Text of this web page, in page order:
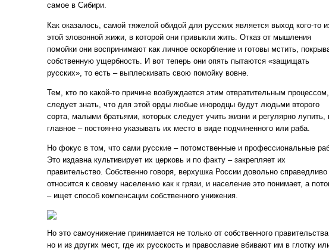
самое в Сибири.
Как оказалось, самой тяжелой обидой для русских является выход кого-то
этой зловонной жижи, в которой они привыкли жить. Отказ от мышления
помойки они воспринимают как личное оскорбление и готовы мстить,
собственную ущербность. И вот теперь они опять пытаются «защищать
русских», то есть – выплескивать свою помойку вовне.
Тем, кто по какой-то причине возбуждается этим отвратительным процессом,
следует знать, что для этой орды любые инородцы будут людьми второго
сорта, малыми братьями, которых следует учить жизни и регулярно лупить,
главное – постоянно указывать их место в виде подчиненного или раба.
Но фокус в том, что сами русские – потомственные и профессиональные
Это издавна культивирует их церковь и по факту – закрепляет их
правительство. Собственно говоря, верхушка России довольно справедливо
относится к своему населению как к грязи, и население это понимает, а
– ищет способ компенсации собственного унижения.
Но это самоунижение принимается не только от собственного правительства,
но и из других мест, где их русскость и православие вбивают им в глотку